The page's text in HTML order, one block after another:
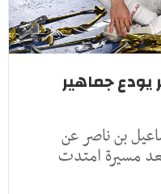
يودع جماهير
بن ناصر عن
مسيرة امتدت